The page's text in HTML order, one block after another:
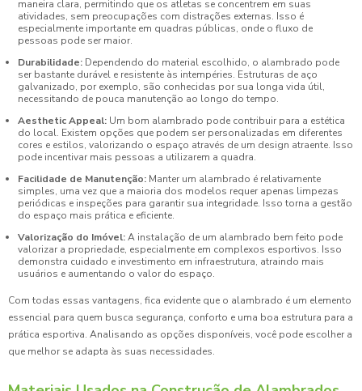
maneira clara, permitindo que os atletas se concentrem em suas
atividades, sem preocupações com distrações externas. Isso é
especialmente importante em quadras públicas, onde o fluxo de
pessoas pode ser maior.
Durabilidade: Dependendo do material escolhido, o alambrado pode
ser bastante durável e resistente às intempéries. Estruturas de aço
galvanizado, por exemplo, são conhecidas por sua longa vida útil,
necessitando de pouca manutenção ao longo do tempo.
Aesthetic Appeal: Um bom alambrado pode contribuir para a estética
do local. Existem opções que podem ser personalizadas em diferentes
cores e estilos, valorizando o espaço através de um design atraente. Isso
pode incentivar mais pessoas a utilizarem a quadra.
Facilidade de Manutenção: Manter um alambrado é relativamente
simples, uma vez que a maioria dos modelos requer apenas limpezas
periódicas e inspeções para garantir sua integridade. Isso torna a gestão
do espaço mais prática e eficiente.
Valorização do Imóvel:A instalação de um alambrado bem feito pode
valorizar a propriedade, especialmente em complexos esportivos. Isso
demonstra cuidado e investimento em infraestrutura, atraindo mais
usuários e aumentando o valor do espaço.
Com todas essas vantagens, fica evidente que o alambrado é um elemento
essencial para quem busca segurança, conforto e uma boa estrutura para a
prática esportiva. Analisando as opções disponíveis, você pode escolher a
que melhor se adapta às suas necessidades.